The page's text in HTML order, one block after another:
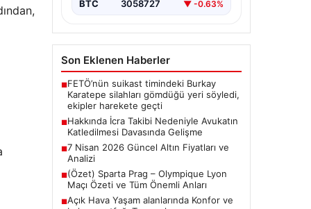
BTC 3058727 ▼ -0.63%
Son Eklenen Haberler
■FETÖ’nün suikast timindeki Burkay
Karatepe silahları gömdüğü yeri söyledi,
ekipler harekete geçti
■Hakkında İcra Takibi Nedeniyle Avukatın
Katledilmesi Davasında Gelişme
■7 Nisan 2026 Güncel Altın Fiyatları ve
Analizi
■(Özet) Sparta Prag – Olympique Lyon
Maçı Özeti ve Tüm Önemli Anları
■Açık Hava Yaşam alanlarında Konfor ve